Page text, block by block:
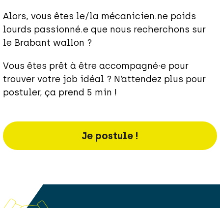
Alors, vous êtes le/la mécanicien.ne poids
lourds passionné.e que nous recherchons sur
le Brabant wallon ?
Vous êtes prêt à être accompagné·e pour
trouver votre job idéal ? N’attendez plus pour
postuler, ça prend 5 min !
Je postule !